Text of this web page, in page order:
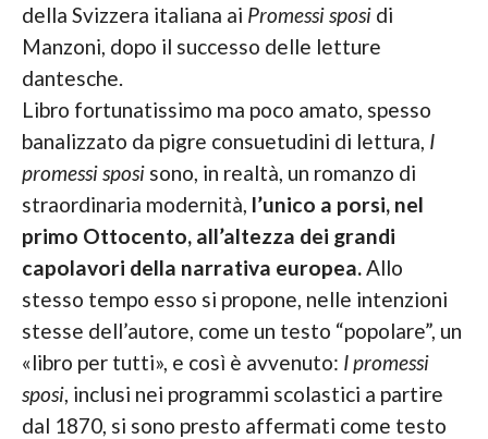
della Svizzera italiana ai Promessi sposidi
Manzoni, dopo il successo delle letture
dantesche.
Libro fortunatissimo ma poco amato, spesso
banalizzato da pigre consuetudini di lettura, I
promessi sposisono, in realtà, un romanzo di
straordinaria modernità, l’unico a porsi, nel
primo Ottocento, all’altezza dei grandi
capolavori della narrativa europea.Allo
stesso tempo esso si propone, nelle intenzioni
stesse dell’autore, come un testo “popolare”, un
«libro per tutti», e così è avvenuto: I promessi
sposi, inclusi nei programmi scolastici a partire
dal 1870, si sono presto affermati come testo